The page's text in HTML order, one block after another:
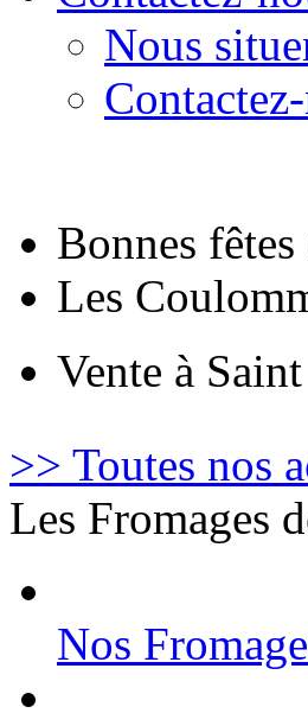
Nous
Bonnes
Les
Vente à
>> Toutes nos
Les Fromages
Nos